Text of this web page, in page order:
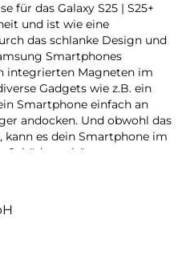
für das Galaxy S25 | S25+
und ist wie eine
das schlanke Design und
Smartphones
integrierten Magneten im
Gadgets wie z.B. ein
Smartphone einfach an
andocken. Und obwohl das
es dein Smartphone im
schützen.